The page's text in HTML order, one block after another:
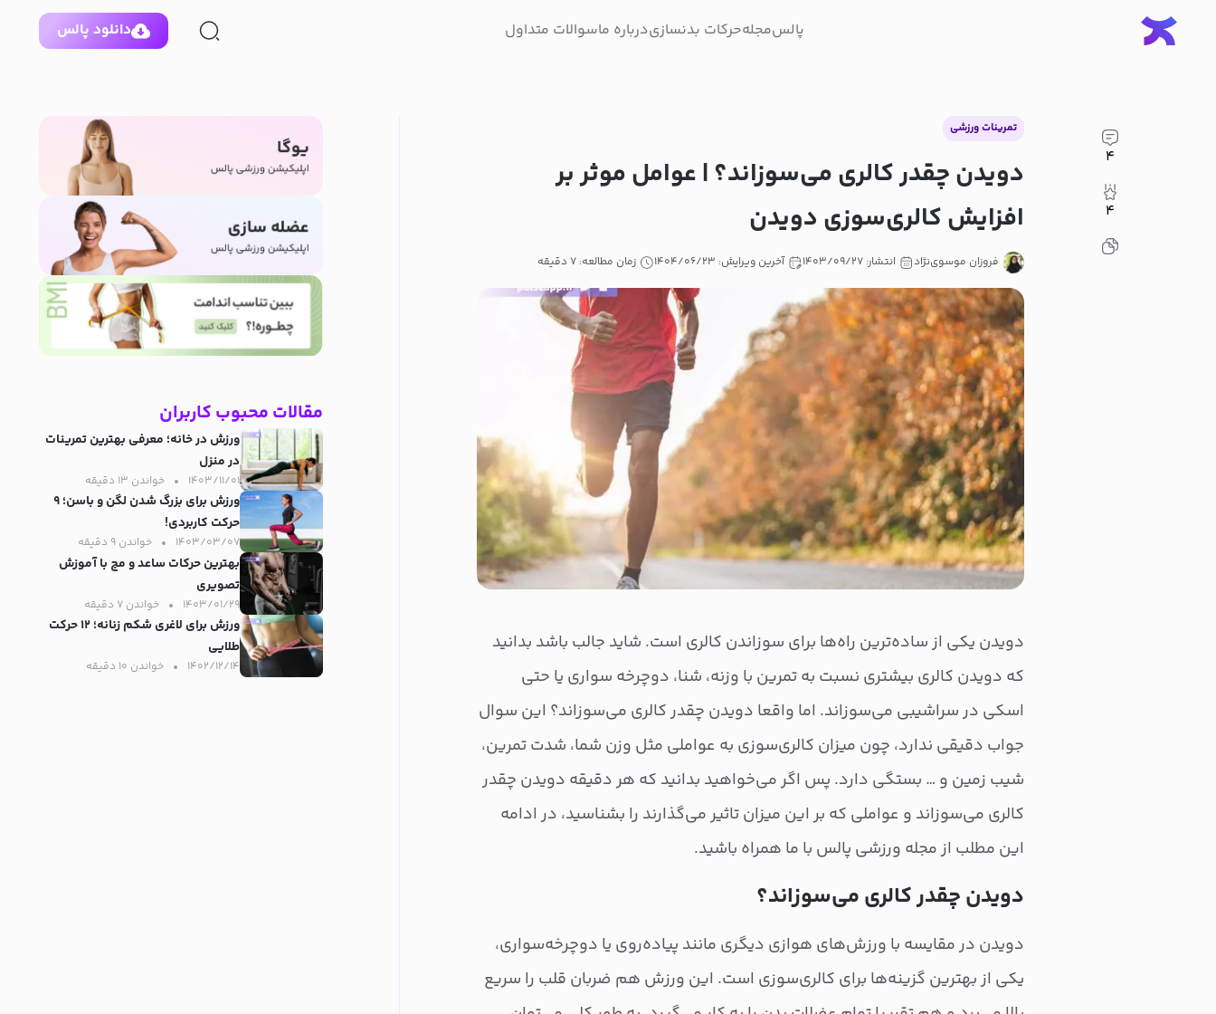
پالسمجلهحرکات بدنسازیدرباره ماسوالات متداول دانلود پالس
۴
۴
تمرینات ورزشی
دویدن چقدر کالری می‌سوزاند؟ | عوامل موثر بر
افزایش کالری‌سوزی دویدن
فروزان موسوی‌نژاد انتشار: ۱۴۰۳/۰۹/۲۷ آخرین ویرایش: ۱۴۰۴/۰۶/۲۳ زمان مطالعه: ۷ دقیقه
دویدن یکی از ساده‌ترین راه‌ها برای سوزاندن کالری است. شاید جالب باشد بدانید
که دویدن کالری بیشتری نسبت به تمرین با وزنه، شنا، دوچرخه سواری یا حتی
اسکی در سراشیبی می‌سوزاند. اما واقعا دویدن چقدر کالری می‌سوزاند؟ این سوال
جواب دقیقی ندارد، چون میزان کالری‌سوزی به عواملی مثل وزن شما، شدت تمرین،
شیب زمین و … بستگی دارد. پس اگر می‌خواهید بدانید که هر دقیقه دویدن چقدر
کالری می‌سوزاند و عواملی که بر این میزان تاثیر می‌گذارند را بشناسید، در ادامه
این مطلب از مجله ورزشی پالس با ما همراه باشید.
دویدن چقدر کالری می‌سوزاند؟
دویدن در مقایسه با ورزش‌های هوازی دیگری مانند پیاده‌روی یا دوچرخه‌سواری،
یکی از بهترین گزینه‌ها برای کالری‌سوزی است. این ورزش هم ضربان قلب را سریع
مقالات محبوب کاربران
ورزش در خانه؛ معرفی بهترین تمرینات
در منزل
۱۴۰۳/۱۱/۰۱ خواندن ۱۳ دقیقه‌
ورزش برای بزرگ شدن لگن و باسن؛ ۹
حرکت کاربردی!
۱۴۰۳/۰۳/۰۷ خواندن ۹ دقیقه‌
بهترین حرکات ساعد و مچ با آموزش
تصویری
۱۴۰۳/۰۱/۲۹ خواندن ۷ دقیقه‌
ورزش برای لاغری شکم زنانه؛ ۱۲ حرکت
طلایی
۱۴۰۲/۱۲/۱۴ خواندن ۱۰ دقیقه‌